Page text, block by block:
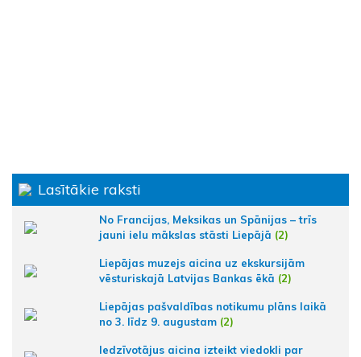
Lasītākie raksti
No Francijas, Meksikas un Spānijas – trīs
jauni ielu mākslas stāsti Liepājā (2)
Liepājas muzejs aicina uz ekskursijām
vēsturiskajā Latvijas Bankas ēkā (2)
Liepājas pašvaldības notikumu plāns laikā
no 3. līdz 9. augustam (2)
Iedzīvotājus aicina izteikt viedokli par